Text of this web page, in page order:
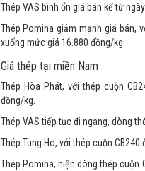
Thép VAS bình ổn giá bán kể từ
Thép Pomina giảm mạnh giá bán,
xuống mức giá 16.880 đồng/kg.
Giá thép tại miền Nam
Thép Hòa Phát, với thép cuộn
đồng/kg.
Thép VAS tiếp tục đi ngang, dòng
Thép Tung Ho, với thép cuộn
Thép Pomina, hiện dòng thép cuộn